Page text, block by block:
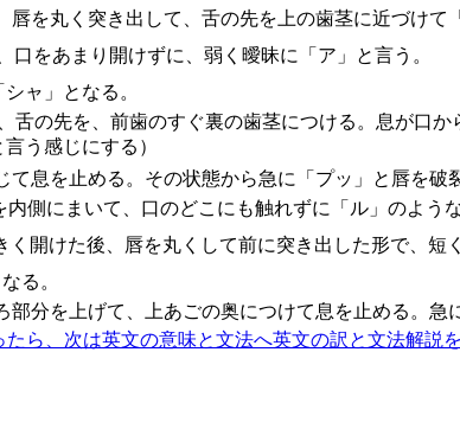
、唇を丸く突き出して、舌の先を上の歯茎に近づけ
、口をあまり開けずに、弱く曖昧に「ア」と言う。
ャ」となる。
、舌の先を、前歯のすぐ裏の歯茎につける。息が口
言う感じにする）
て息を止める。その状態から急に「プッ」と唇を
内側にまいて、口のどこにも触れずに「ル」のよう
く開けた後、唇を丸くして前に突き出した形で、短
る。
部分を上げて、上あごの奥につけて息を止める。
たら、次は英文の意味と文法へ英文の訳と文法解説